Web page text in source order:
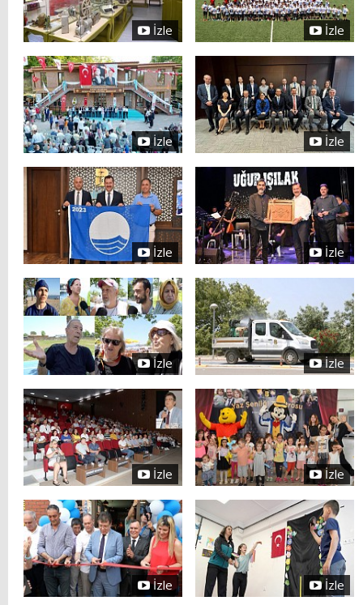
İzle İzle
İzle İzle
İzle İzle
İzle İzle
İzle İzle
İzle İzle